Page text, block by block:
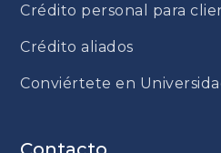
Crédito personal para
Crédito aliados
Conviértete en